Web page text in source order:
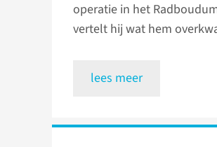
operatie in het
vertelt hij wat hem
lees meer